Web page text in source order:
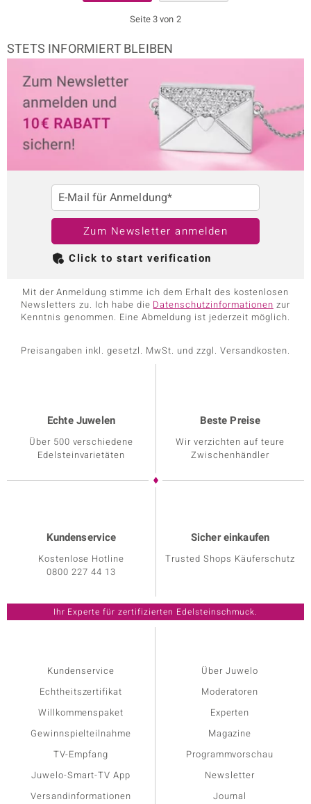
Seite 3 von 2
STETS INFORMIERT BLEIBEN
E-Mail für Anmeldung*
Zum Newsletter anmelden
Click to start verification
Mit der Anmeldung stimme ich dem Erhalt des kostenlosen
Newsletters zu. Ich habe die Datenschutzinformationen zur
Kenntnis genommen. Eine Abmeldung ist jederzeit möglich.
Preisangaben inkl. gesetzl. MwSt. und zzgl. Versandkosten.
Echte Juwelen
Über 500 verschiedene
Edelsteinvarietäten
Beste Preise
Wir verzichten auf teure
Zwischenhändler
Kundenservice
Kostenlose Hotline
0800 227 44 13
Sicher einkaufen
Trusted Shops Käuferschutz
Kundenservice
Echtheitszertifikat
Willkommenspaket
Gewinnspielteilnahme
TV-Empfang
Juwelo-Smart-TV App
Versandinformationen
Über Juwelo
Moderatoren
Experten
Magazine
Programmvorschau
Newsletter
Journal